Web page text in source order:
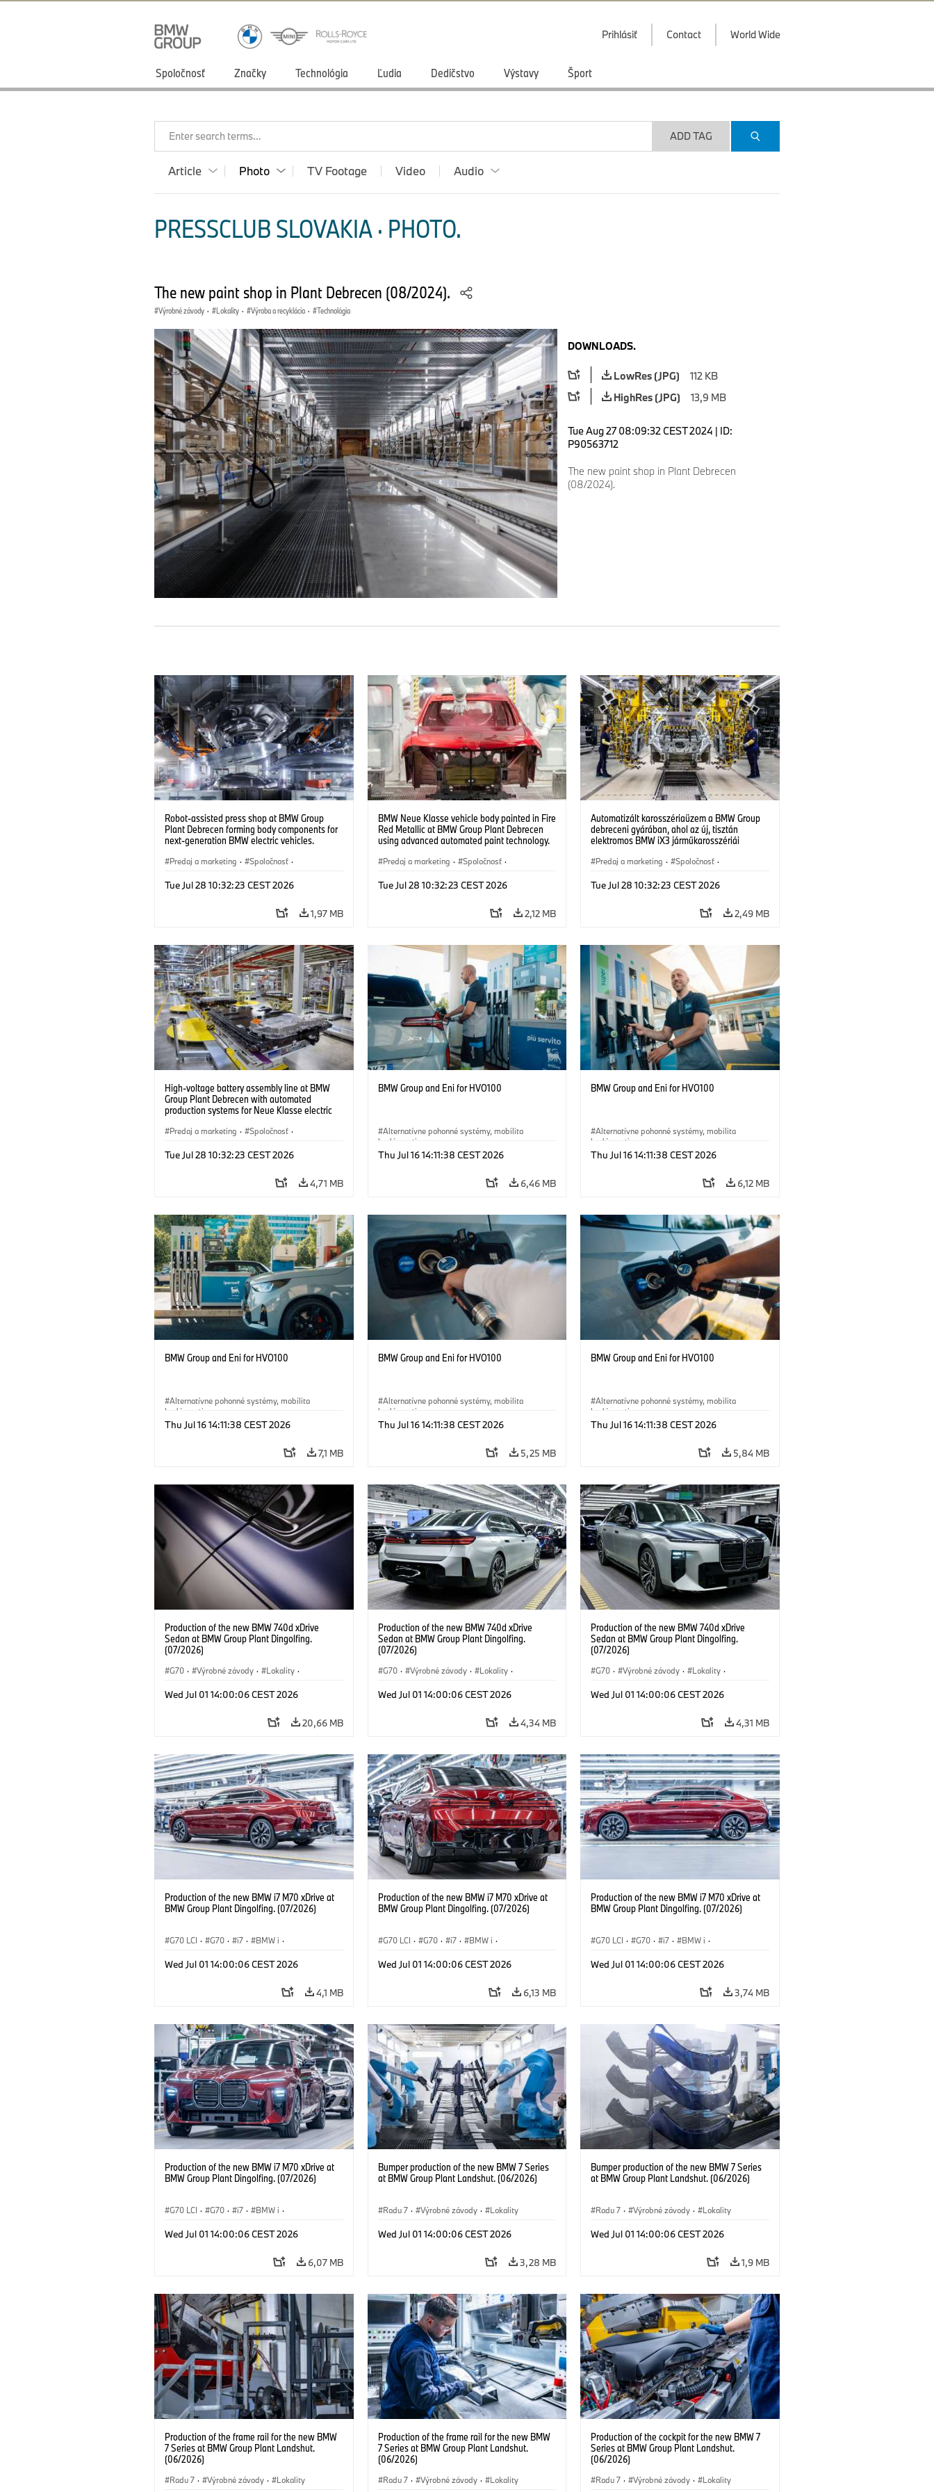
Prihlásiť Contact World Wide
Spoločnosť Značky Technológia Ľudia Dedičstvo Výstavy Šport
Enter search terms... ADD TAG
Article Photo TV Footage Video Audio
PRESSCLUB SLOVAKIA · PHOTO.
The new paint shop in Plant Debrecen (08/2024).
Výrobné závody · Lokality · Výroba a recyklácia · Technológia
DOWNLOADS.
LowRes (JPG)
112 KB
HighRes (JPG)
13,9 MB
Tue Aug 27 08:09:32 CEST 2024 | ID:
P90563712
The new paint shop in Plant Debrecen
(08/2024).
Robot-assisted press shop at BMW Group
Plant Debrecen forming body components for
next-generation BMW electric vehicles.
Predaj a marketing · Spoločnosť ·
Tue Jul 28 10:32:23 CEST 2026
1,97 MB
BMW Neue Klasse vehicle body painted in Fire
Red Metallic at BMW Group Plant Debrecen
using advanced automated paint technology.
Predaj a marketing · Spoločnosť ·
Tue Jul 28 10:32:23 CEST 2026
2,12 MB
Automatizált karosszériaüzem a BMW Group
debreceni gyárában, ahol az új, tisztán
elektromos BMW iX3 járműkarosszériái
Predaj a marketing · Spoločnosť ·
Tue Jul 28 10:32:23 CEST 2026
2,49 MB
High-voltage battery assembly line at BMW
Group Plant Debrecen with automated
production systems for Neue Klasse electric
Predaj a marketing · Spoločnosť ·
Tue Jul 28 10:32:23 CEST 2026
4,71 MB
BMW Group and Eni for HVO100
Alternatívne pohonné systémy, mobilita
budúcnosti
Technológia · Circular Economy
Thu Jul 16 14:11:38 CEST 2026
6,46 MB
BMW Group and Eni for HVO100
Alternatívne pohonné systémy, mobilita
budúcnosti
·
Technológia · Circular Economy
Thu Jul 16 14:11:38 CEST 2026
6,12 MB
BMW Group and Eni for HVO100
Alternatívne pohonné systémy, mobilita
budúcnosti
Technológia · Circular Economy
Thu Jul 16 14:11:38 CEST 2026
7,1 MB
BMW Group and Eni for HVO100
Alternatívne pohonné systémy, mobilita
budúcnosti
Technológia · Circular Economy
Thu Jul 16 14:11:38 CEST 2026
5,25 MB
BMW Group and Eni for HVO100
Alternatívne pohonné systémy, mobilita
budúcnosti
·
Technológia · Circular Economy
Thu Jul 16 14:11:38 CEST 2026
5,84 MB
Production of the new BMW 740d xDrive
Sedan at BMW Group Plant Dingolfing.
(07/2026)
G70 · Výrobné závody · Lokality ·
Wed Jul 01 14:00:06 CEST 2026
20,66 MB
Production of the new BMW 740d xDrive
Sedan at BMW Group Plant Dingolfing.
(07/2026)
G70 · Výrobné závody · Lokality ·
Wed Jul 01 14:00:06 CEST 2026
4,34 MB
Production of the new BMW 740d xDrive
Sedan at BMW Group Plant Dingolfing.
(07/2026)
G70 · Výrobné závody · Lokality ·
Wed Jul 01 14:00:06 CEST 2026
4,31 MB
Production of the new BMW i7 M70 xDrive at
BMW Group Plant Dingolfing. (07/2026)
G70 LCI · G70 · i7 · BMW i ·
Wed Jul 01 14:00:06 CEST 2026
4,1 MB
Production of the new BMW i7 M70 xDrive at
BMW Group Plant Dingolfing. (07/2026)
G70 LCI · G70 · i7 · BMW i ·
Wed Jul 01 14:00:06 CEST 2026
6,13 MB
Production of the new BMW i7 M70 xDrive at
BMW Group Plant Dingolfing. (07/2026)
G70 LCI · G70 · i7 · BMW i ·
Wed Jul 01 14:00:06 CEST 2026
3,74 MB
Production of the new BMW i7 M70 xDrive at
BMW Group Plant Dingolfing. (07/2026)
G70 LCI · G70 · i7 · BMW i ·
Wed Jul 01 14:00:06 CEST 2026
6,07 MB
Bumper production of the new BMW 7 Series
at BMW Group Plant Landshut. (06/2026)
Radu 7 · Výrobné závody · Lokality
Wed Jul 01 14:00:06 CEST 2026
3,28 MB
Bumper production of the new BMW 7 Series
at BMW Group Plant Landshut. (06/2026)
Radu 7 · Výrobné závody · Lokality
Wed Jul 01 14:00:06 CEST 2026
1,9 MB
Production of the frame rail for the new BMW
7 Series at BMW Group Plant Landshut.
(06/2026)
Radu 7 · Výrobné závody · Lokality
Production of the frame rail for the new BMW
7 Series at BMW Group Plant Landshut.
(06/2026)
Radu 7 · Výrobné závody · Lokality
Production of the cockpit for the new BMW 7
Series at BMW Group Plant Landshut.
(06/2026)
Radu 7 · Výrobné závody · Lokality